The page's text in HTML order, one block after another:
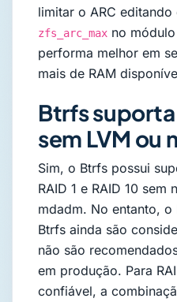
limitar o ARC
zfs_arc_max no
performa melhor em
mais de RAM
Btrfs
sem LVM ou
Sim, o Btrfs possui
RAID 1 e RAID 10 sem
mdadm. No entanto, o
Btrfs ainda são
não são
em produção. Para
confiável, a